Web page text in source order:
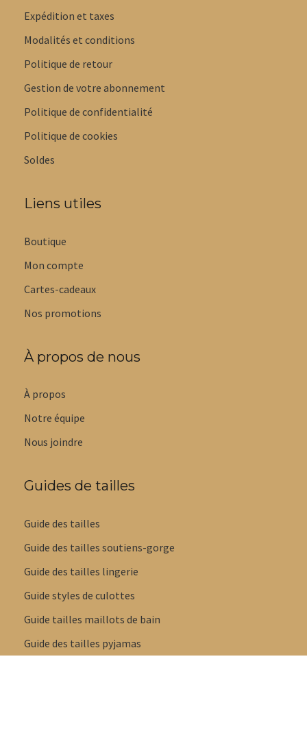
Expédition et taxes
Modalités et conditions
Politique de retour
Gestion de votre abonnement
Politique de confidentialité
Politique de cookies
Soldes
Liens utiles
Boutique
Mon compte
Cartes-cadeaux
Nos promotions
À propos de nous
À propos
Notre équipe
Nous joindre
Guides de tailles
Guide des tailles
Guide des tailles soutiens-gorge
Guide des tailles lingerie
Guide styles de culottes
Guide tailles maillots de bain
Guide des tailles pyjamas